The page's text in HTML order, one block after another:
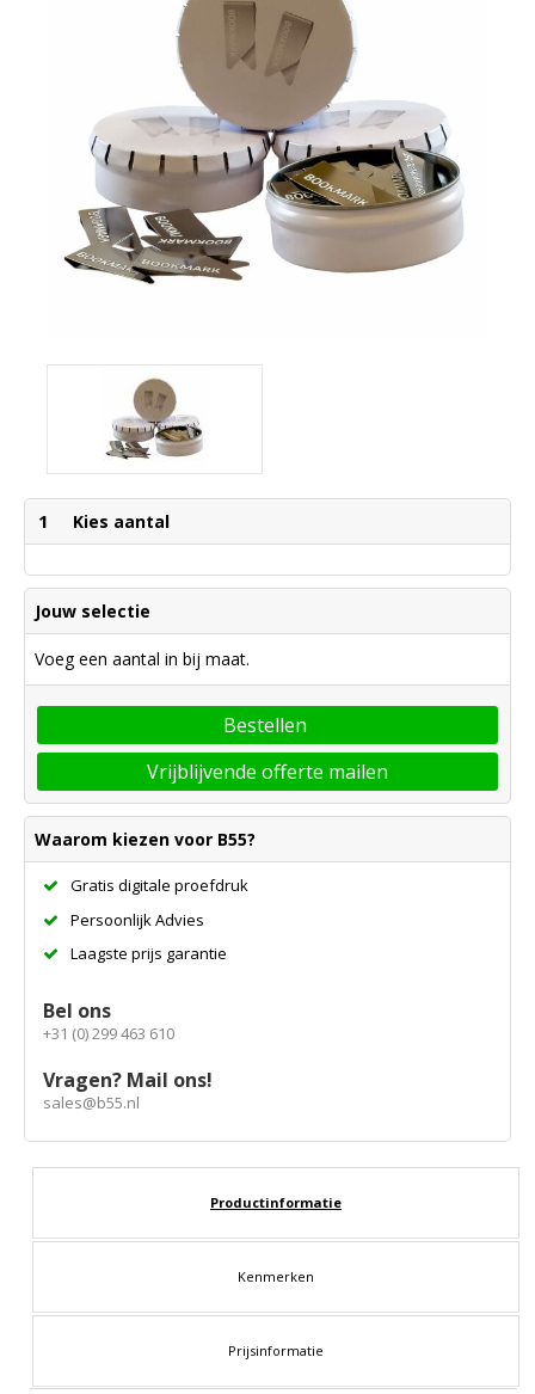
1 Kies aantal
Jouw selectie
Voeg een aantal in bij maat.
Bestellen
Vrijblijvende offerte mailen
Waarom kiezen voor B55?
Gratis digitale proefdruk
Persoonlijk Advies
Laagste prijs garantie
Bel ons
+31 (0) 299 463 610
Vragen? Mail ons!
sales@b55.nl
Productinformatie
Kenmerken
Prijsinformatie